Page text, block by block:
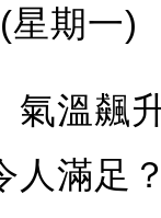
星期一)
氣溫飆
人滿足